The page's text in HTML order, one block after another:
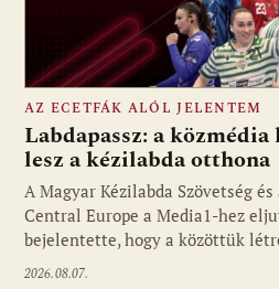
Fotó: media1.hu
AZ ECETFÁK ALÓL JELENTEM
Labdapassz: a
lesz a kézilabda otthona
A Magyar Kézilabda Szövetség
Central Europe a Media1-hez
bejelentette, hogy a közöttük
2026.08.07.